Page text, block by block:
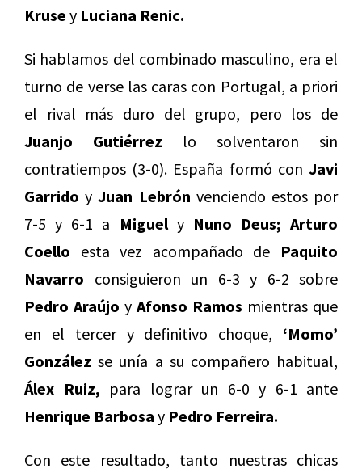
Kruse y Luciana Renic.
Si hablamos del combinado masculino, era el
turno de verse las caras con Portugal, a priori
el rival más duro del grupo, pero los de
Juanjo Gutiérrez lo solventaron sin
contratiempos (3-0). España formó con Javi
Garrido yJuan Lebrón venciendo estos por
7-5 y 6-1 a Miguely Nuno Deus; Arturo
Coello esta vez acompañado de Paquito
Navarro consiguieron un 6-3 y 6-2 sobre
Pedro Araújo y Afonso Ramos mientras que
en el tercer y definitivo choque, ‘Momo’
González se unía a su compañero habitual,
Álex Ruiz, para lograr un 6-0 y 6-1 ante
Henrique Barbosa y Pedro Ferreira.
Con este resultado, tanto nuestras chicas